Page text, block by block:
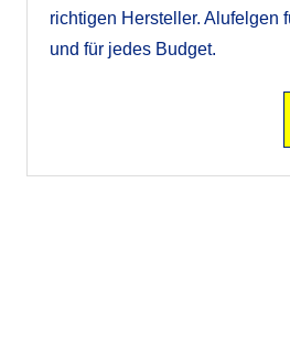
richtigen Hersteller. Alufelgen
und für jedes Budget.